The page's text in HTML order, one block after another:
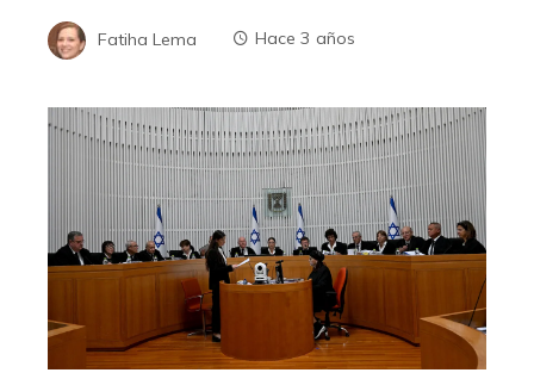
Fatiha Lema Hace 3 años